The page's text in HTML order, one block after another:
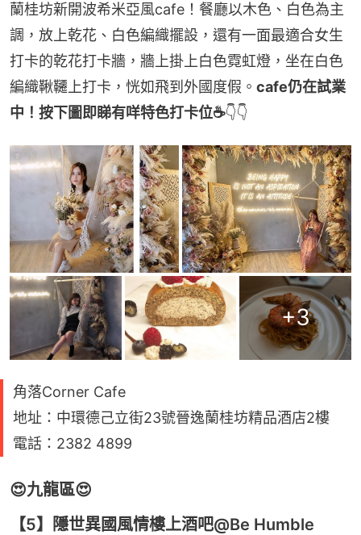
蘭桂坊新開波希米亞風cafe！餐廳以木色、白色為主
調，放上乾花、白色編織擺設，還有一面最適合女生
打卡的乾花打卡牆，牆上掛上白色霓虹燈，坐在白色
編織鞦韆上打卡，恍如飛到外國度假。 cafe仍在試業
中！按下圖即睇有咩特色打卡位☕👇👇
+3
角落Corner Cafe
地址：中環德己立街23號晉逸蘭桂坊精品酒店2樓
電話：2382 4899
😍九龍區😍
【5】隱世異國風情樓上酒吧@Be Humble